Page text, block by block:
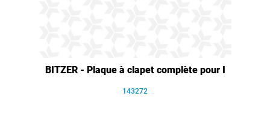
BITZER - Plaque à clapet complète pour I
143272